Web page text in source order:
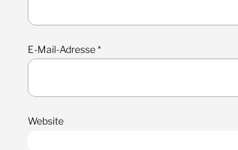
E-Mail-Adresse*
Website